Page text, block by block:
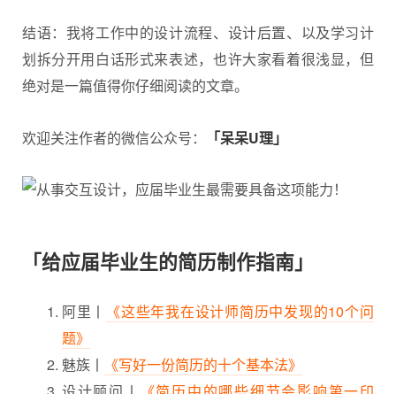
结语：我将工作中的设计流程、设计后置、以及学习计
划拆分开用白话形式来表述，也许大家看着很浅显，但
绝对是一篇值得你仔细阅读的文章。
欢迎关注作者的微信公众号： 「呆呆U理」
「给应届毕业生的简历制作指南」
阿里丨
《这些年我在设计师简历中发现的10个问
题》
魅族丨
《写好一份简历的十个基本法》